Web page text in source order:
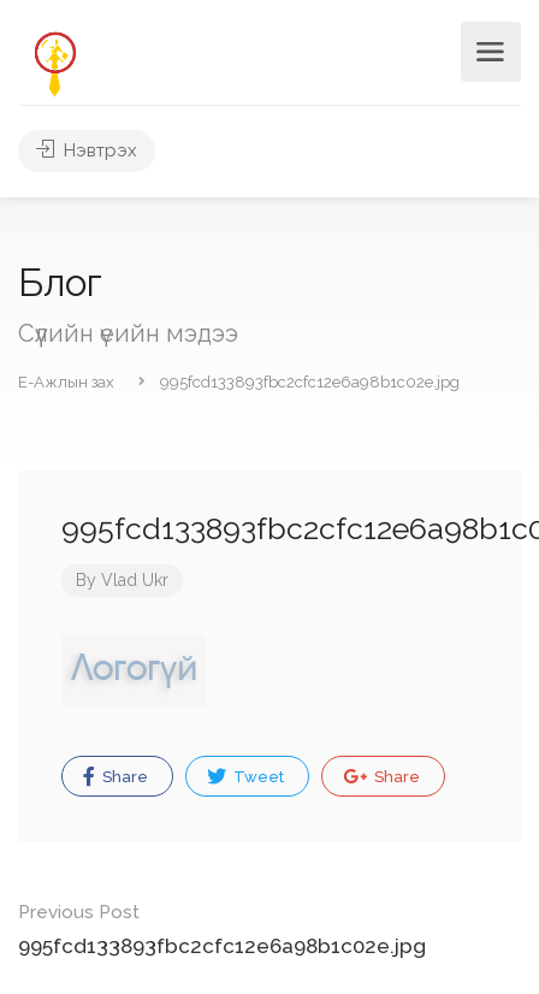
Нэвтрэх
Блог
Сүүлийн үеийн мэдээ
Е-Ажлын зах 995fcd133893fbc2cfc12e6a98b1c02e.jpg
By Vlad Ukr
Share Tweet Share
Post
navigation
Previous Post
995fcd133893fbc2cfc12e6a98b1c02e.jpg